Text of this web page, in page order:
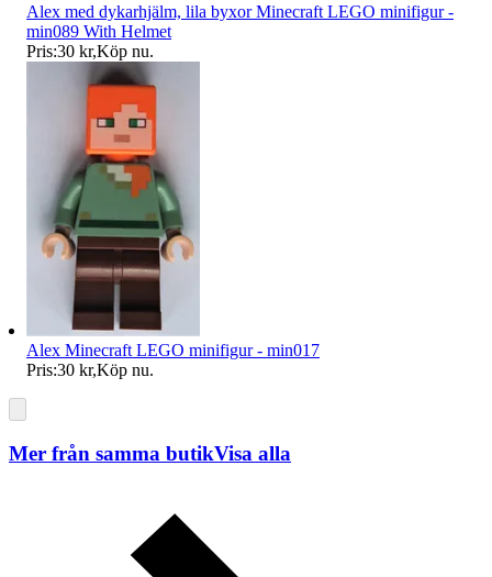
Alex med dykarhjälm, lila byxor Minecraft LEGO minifigur -
min089 With Helmet
Pris:30 kr,Köp nu.
Alex Minecraft LEGO minifigur - min017
Pris:30 kr,Köp nu.
Mer från samma butikVisa alla